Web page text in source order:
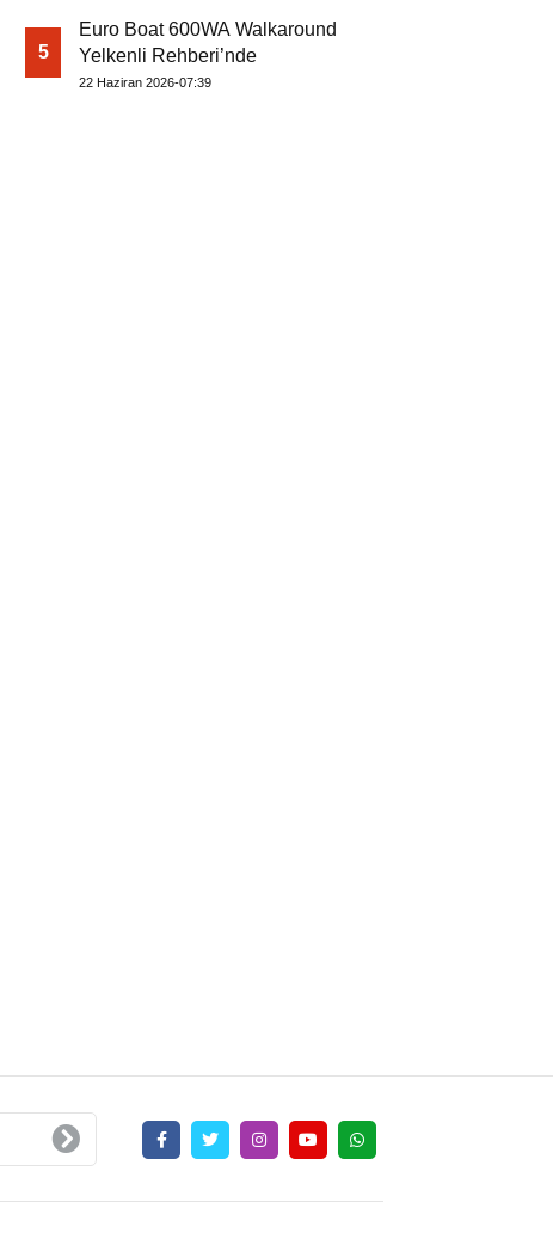
5
Euro Boat 600WA Walkaround
Yelkenli Rehberi’nde
22 Haziran 2026-07:39